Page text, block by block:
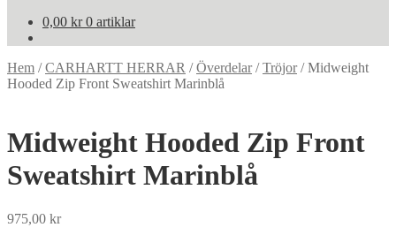
0,00 kr 0 artiklar
Hem /CARHARTT HERRAR /Överdelar/Tröjor/Midweight
Hooded Zip Front Sweatshirt Marinblå
Midweight Hooded Zip Front
Sweatshirt Marinblå
975,00 kr